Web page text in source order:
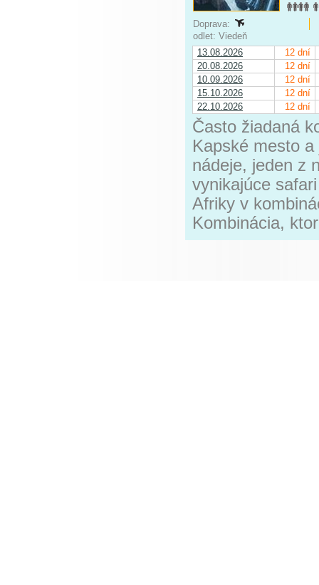
Doprava:
odlet: Viedeň
13.08.2026
12 dní
20.08.2026
12 dní
10.09.2026
12 dní
15.10.2026
12 dní
22.10.2026
12 dní
Často žiadaná
Kapské mesto
nádeje, jeden z
vynikajúce
Afriky v
Kombinácia,